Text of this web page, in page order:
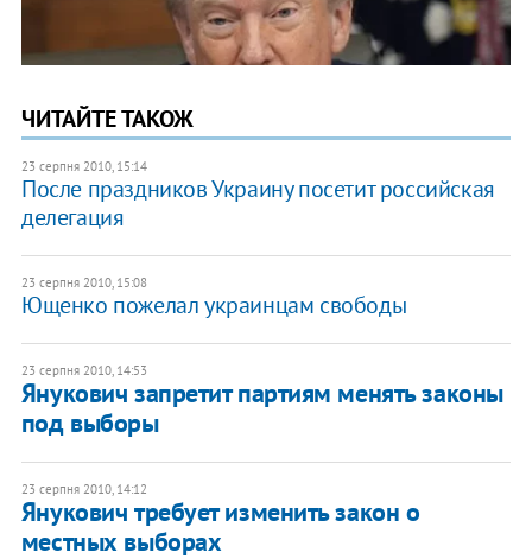
ЧИТАЙТЕ ТАКОЖ
23 серпня 2010, 15:14
После праздников Украину посетит российская
делегация
23 серпня 2010, 15:08
Ющенко пожелал украинцам свободы
23 серпня 2010, 14:53
Янукович запретит партиям менять законы
под выборы
23 серпня 2010, 14:12
Янукович требует изменить закон о
местных выборах